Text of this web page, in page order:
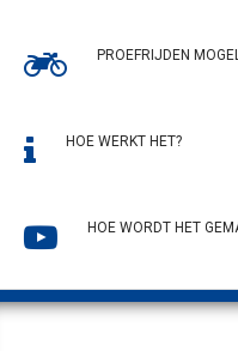
PROEFRIJDEN
HOE WERKT HET?
HOE WORDT HET